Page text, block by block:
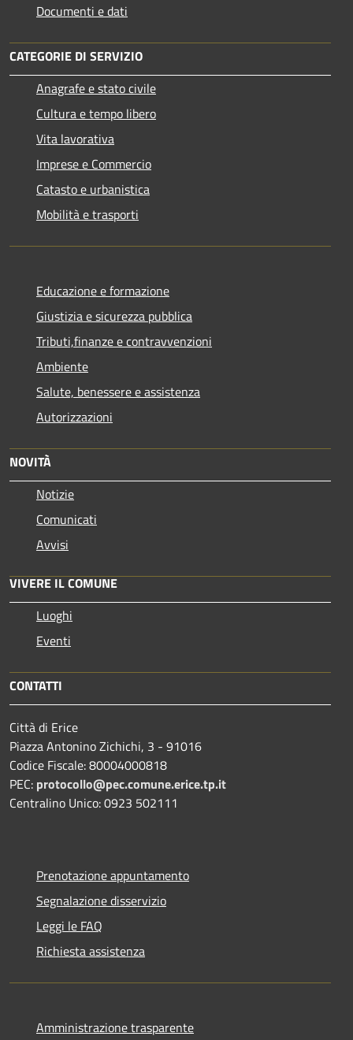
Documenti e dati
CATEGORIE DI SERVIZIO
Anagrafe e stato civile
Cultura e tempo libero
Vita lavorativa
Imprese e Commercio
Catasto e urbanistica
Mobilità e trasporti
Educazione e formazione
Giustizia e sicurezza pubblica
Tributi,finanze e contravvenzioni
Ambiente
Salute, benessere e assistenza
Autorizzazioni
NOVITÀ
Notizie
Comunicati
Avvisi
VIVERE IL COMUNE
Luoghi
Eventi
CONTATTI
Città di Erice
Piazza Antonino Zichichi, 3 - 91016
Codice Fiscale: 80004000818
PEC: protocollo@pec.comune.erice.tp.it
Centralino Unico: 0923 502111
Prenotazione appuntamento
Segnalazione disservizio
Leggi le FAQ
Richiesta assistenza
Amministrazione trasparente